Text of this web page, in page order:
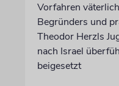
Vorfahren
Begründers und
Theodor Herzls
nach Israel
beigesetzt